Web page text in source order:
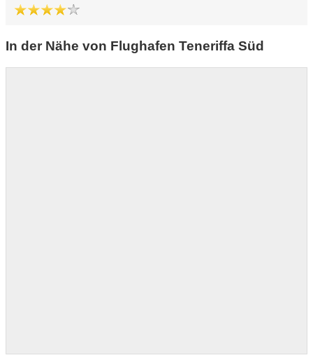
In der Nähe von Flughafen Teneriffa Süd